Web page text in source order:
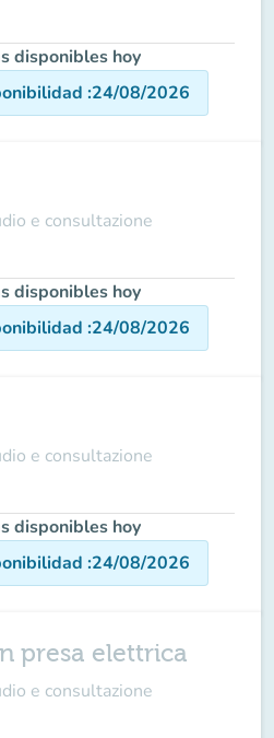
disponibles hoy
:24/08/2026
e consultazione
disponibles hoy
:24/08/2026
e consultazione
disponibles hoy
:24/08/2026
presa elettrica
e consultazione